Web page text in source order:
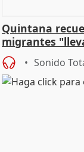
Quintana
migrantes
central
Sonido